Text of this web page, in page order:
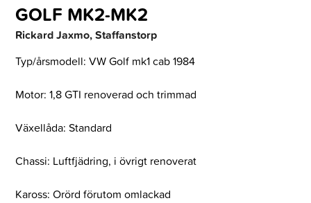
GOLF MK2-MK2
Rickard Jaxmo, Staffanstorp
Typ/årsmodell: VW Golf mk1 cab 1984
Motor: 1,8 GTI renoverad och trimmad
Växellåda: Standard
Chassi: Luftfjädring, i övrigt renoverat
Kaross: Orörd förutom omlackad